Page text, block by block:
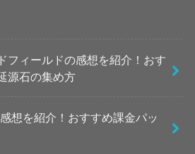
フィールドの感想を紹介！おす
源石の集め方
想を紹介！おすすめ課金パッ